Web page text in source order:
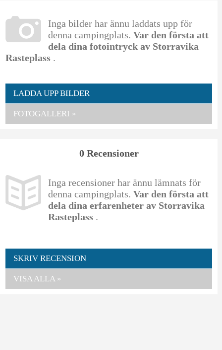
Inga bilder har ännu laddats upp för
denna campingplats. Var den första att
dela dina fotointryck av Storravika
Rasteplass .
LADDA UPP BILDER
FOTOGALLERI »
0 Recensioner
Inga recensioner har ännu lämnats för
denna campingplats. Var den första att
dela dina erfarenheter av Storravika
Rasteplass .
SKRIV RECENSION
VISA ALLA »